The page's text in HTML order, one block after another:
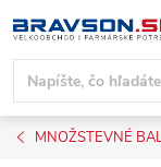
na
obsah
MNOŽSTEVNÉ